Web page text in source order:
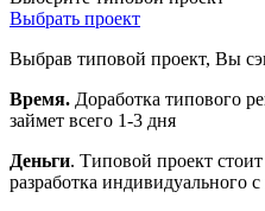
Выбрать проект
Выбрав типовой проект, Вы
Время. Доработка типового
займет всего 1-3 дня
Деньги. Типовой проект
разработка индивидуального с